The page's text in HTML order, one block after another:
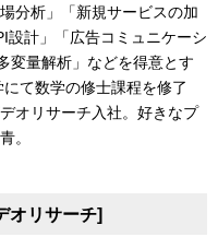
分析」「新規サービスの加
設計」「広告コミュニケーシ
変量解析」などを得意とす
て数学の修士課程を修了
オリサーチ入社。好きなプ
。
オリサーチ]